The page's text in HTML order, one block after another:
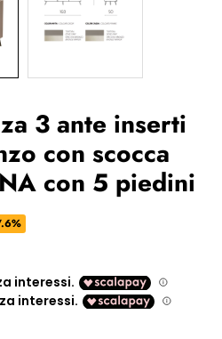
3 ante inserti
con scocca
con 5 piedini